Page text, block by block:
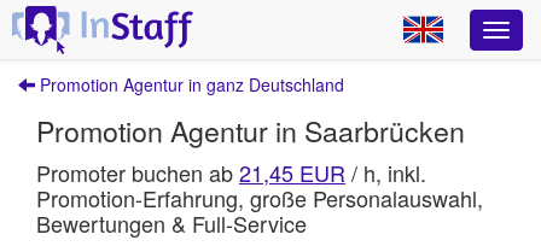
Promotion Agentur in ganz Deutschland
Promotion Agentur in Saarbrücken
Promoter buchen ab21,45 EUR / h, inkl.
Promotion-Erfahrung, große Personalauswahl,
Bewertungen & Full-Service